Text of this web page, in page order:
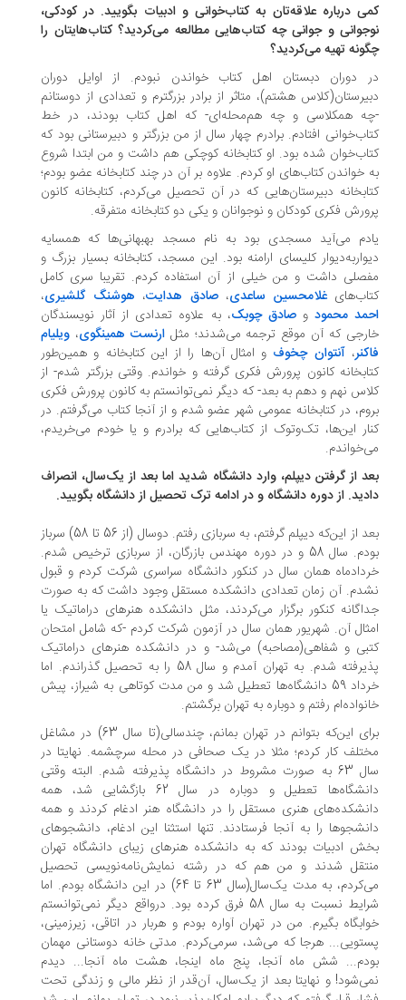
درباره علاقه‌تان به کتاب‌خوانی و ادبیات بگویید. در کودکی،
و جوانی چه کتاب‌هایی مطالعه می‌کردید؟ کتاب‌هایتان را
تهیه می‌کردید؟
دوران دبستان اهل کتاب خواندن نبودم. از اوایل دوران
هشتم)، متاثر از برادر بزرگترم و تعدادی از دوستانم
همکلاسی و چه هم‌محله‌ای- که اهل کتاب بودند، در خط
افتادم. برادرم چهار سال از من بزرگتر و دبیرستانی بود که
شده بود. او کتابخانه کوچکی هم داشت و من ابتدا شروع
خواندن کتاب‌های او کردم. علاوه بر آن در چند کتابخانه عضو بودم؛
دبیرستان‌هایی که در آن تحصیل می‌کردم، کتابخانه کانون
فکری کودکان و نوجوانان و یکی دو کتابخانه متفرقه.
می‌آید مسجدی بود به نام مسجد بهبهانی‌ها که همسایه‌
کلیسای ارامنه بود. این مسجد، کتابخانه بسیار بزرگ و
داشت و من خیلی از آن استفاده کردم. تقریبا سری کامل
غلامحسین ساعدی،صادق هدایت ،هوشنگ گلشیری،
محمود وصادق چوبک ، به علاوه‌ تعدادی از آثار نویسندگان
که آن موقع ترجمه می‌شدند؛ مثلارنست همینگوی،ویلیام
آنتوان چخوف و امثال آن‌ها را از این کتابخانه و همین‌طور
کانون پرورش فکری گرفته و خواندم. وقتی بزرگتر شدم- از
نهم و دهم به بعد- که دیگر نمی‌توانستم به کانون پرورش فکری
در کتابخانه عمومی شهر عضو شدم و از آنجا کتاب می‌گرفتم. در
این‌ها، تک‌و‌توک از کتاب‌هایی که برادرم و یا خودم می‌خریدم،
از گرفتن دیپلم، وارد دانشگاه شدید اما بعد از یک‌سال، انصراف
از دوره دانشگاه و در ادامه ترک تحصیل از دانشگاه بگویید.
بعد از این‌که دیپلم گرفتم، به سربازی رفتم. دوسال (از 56 تا 58) سرباز
بودم. سال 58 و در دوره مهندس بازرگان، از سربازی ترخیص شدم.
همان سال در کنکور دانشگاه سراسری شرکت کردم و قبول
آن زمان تعدادی دانشکده مستقل وجود داشت که به صورت
کنکور برگزار می‌کردند، مثل دانشکده هنرهای دراماتیک یا
آن. شهریور همان سال در آزمون شرکت کردم -که شامل امتحان
و شفاهی(مصاحبه) می‌شد- و در دانشکده هنرهای دراماتیک
پذیرفته شدم. به تهران آمدم و سال 58 را به تحصیل گذراندم. اما
خرداد 59 دانشگاه‌ها تعطیل شد و من مدت کوتاهی به شیراز، پیش
رفتم و دوباره به تهران برگشتم.
برای این‌که بتوانم در تهران بمانم، چندسالی(تا سال 63) در مشاغل
کار کردم؛ مثلا در یک صحافی در محله سرچشمه. نهایتا در
سال 63 به صورت مشروط در دانشگاه پذیرفته شدم. البته وقتی
دانشگاه‌ها تعطیل و دوباره در سال 62 بازگشایی شد، همه
هنری مستقل را در دانشگاه هنر ادغام کردند و همه
را به آنجا فرستادند. تنها استثنا این ادغام، دانشجوهای
ادبیات بودند که به دانشکده هنرهای زیبای دانشگاه تهران
شدند و من هم که در رشته نمایش‌نامه‌نویسی تحصیل
می‌کردم، به مدت یک‌سال(سال 63 تا 64) در این دانشگاه بودم. اما
شرایط نسبت به سال 58 فرق کرده بود. درواقع دیگر نمی‌توانستم
بگیرم. من در تهران آواره بودم و هربار در اتاقی، زیرزمینی،
هرجا که می‌شد، سرمی‌کردم. مدتی خانه دوستانی مهمان
شش ماه آنجا، پنج ماه اینجا، هشت ماه آنجا... دیدم
و نهایتا بعد از یک‌سال، آن‌قدر از نظر مالی و زندگی تحت